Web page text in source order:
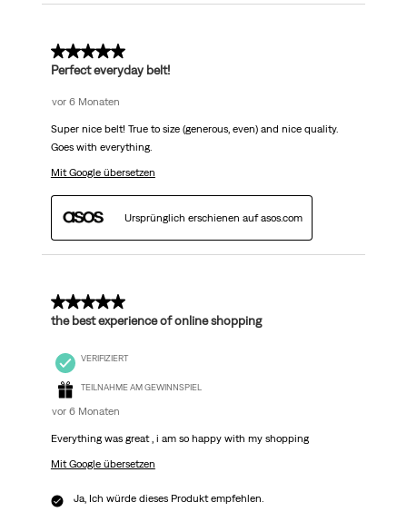
5 von 5 Sternen.
Perfect everyday belt!
vor 6 Monaten
Super nice belt! True to size (generous, even) and nice quality.
Goes with everything.
Mit Google übersetzen
Ursprünglich erschienen auf asos.com
5 von 5 Sternen.
the best experience of online shopping
VERIFIZIERT
TEILNAHME AM GEWINNSPIEL
vor 6 Monaten
Everything was great , i am so happy with my shopping
Mit Google übersetzen
Ja, Ich würde dieses Produkt empfehlen.